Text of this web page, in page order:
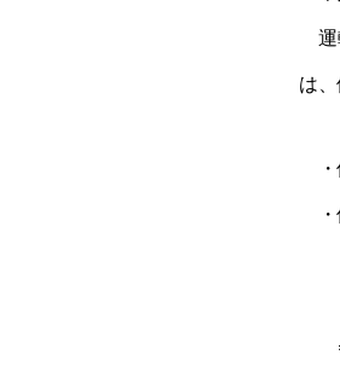
運
は
・
・
＜
〒